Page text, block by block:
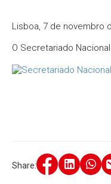
Lisboa, 7 de novembro
O Secretariado Nacional
Share: